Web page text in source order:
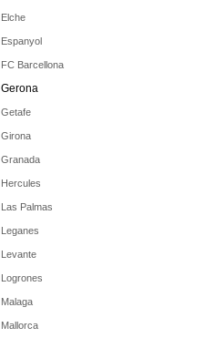
Elche
Espanyol
FC Barcellona
Gerona
Getafe
Girona
Granada
Hercules
Las Palmas
Leganes
Levante
Logrones
Malaga
Mallorca